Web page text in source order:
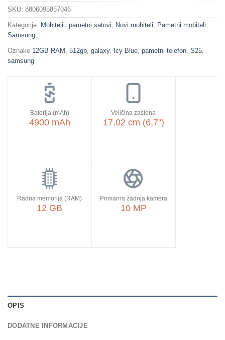
SKU: 8806095857046
Kategorije: Mobiteli i pametni satovi, Novi mobiteli, Pametni mobiteli,
Samsung
Oznake 12GB RAM , 512gb, galaxy, Icy Blue, pametni telefon, S25,
samsung
Baterija (mAh)
4900 mAh
Veličina zaslona
17,02 cm (6,7")
Radna memorija (RAM)
12 GB
Primarna zadnja kamera
10 MP
OPIS
DODATNE INFORMACIJE